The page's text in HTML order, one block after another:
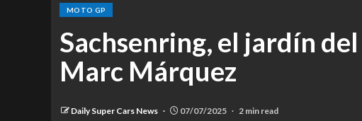
MOTO GP
Sachsenring, el jardín
Marc Márquez
Daily Super Cars News 07/07/2025 2 min read